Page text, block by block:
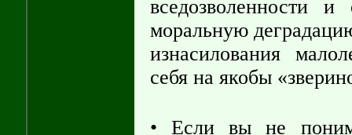
вседозволенности
моральную
изнасилования
себя на якобы
• Если вы не